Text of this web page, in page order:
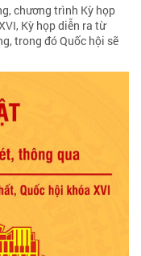
chương trình Kỳ họp
Kỳ họp diễn ra từ
trong đó Quốc hội sẽ